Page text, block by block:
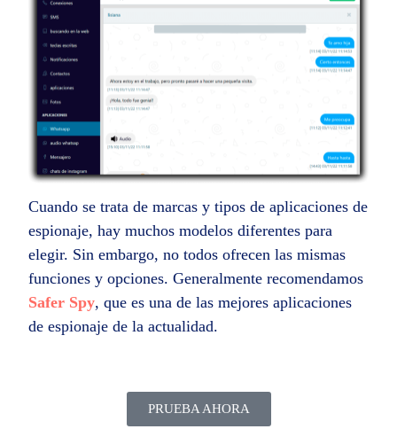
Cuando se trata de marcas y tipos de aplicaciones de
espionaje, hay muchos modelos diferentes para
elegir. Sin embargo, no todos ofrecen las mismas
funciones y opciones. Generalmente recomendamos
Safer Spy, que es una de las mejores aplicaciones
de espionaje de la actualidad.
PRUEBA AHORA